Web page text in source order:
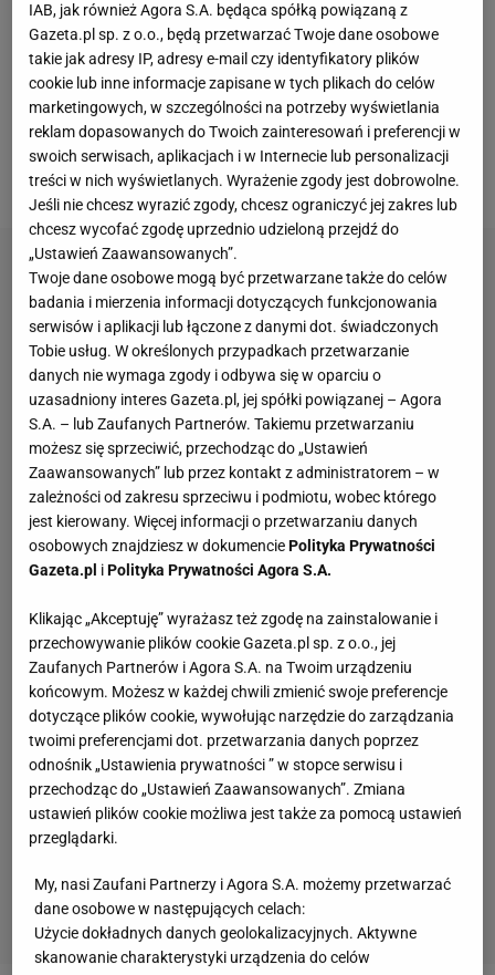
Trudno się spodziewać, żeby we wtorek o 21:00
podopieczni trenera Inzaghiego znacząco poprawili
nastroje swoichkibiców. Pierwszy mecz z Bayernem
Monachium w ćwierćfinale Ligi Mistrzów, Inter zagra
na wyjeździe. Bawarczycy są zdecydowanymi
faworytami.
IAB, jak również Agora S.A. będąca spółką powiązaną z
Gazeta.pl sp. z o.o., będą przetwarzać Twoje dane osobowe
takie jak adresy IP, adresy e-mail czy identyfikatory plików
cookie lub inne informacje zapisane w tych plikach do celów
marketingowych, w szczególności na potrzeby wyświetlania
reklam dopasowanych do Twoich zainteresowań i preferencji w
swoich serwisach, aplikacjach i w Internecie lub personalizacji
treści w nich wyświetlanych. Wyrażenie zgody jest dobrowolne.
Jeśli nie chcesz wyrazić zgody, chcesz ograniczyć jej zakres lub
chcesz wycofać zgodę uprzednio udzieloną przejdź do
„Ustawień Zaawansowanych”.
Twoje dane osobowe mogą być przetwarzane także do celów
badania i mierzenia informacji dotyczących funkcjonowania
serwisów i aplikacji lub łączone z danymi dot. świadczonych
Tobie usług. W określonych przypadkach przetwarzanie
danych nie wymaga zgody i odbywa się w oparciu o
uzasadniony interes Gazeta.pl, jej spółki powiązanej – Agora
S.A. – lub Zaufanych Partnerów. Takiemu przetwarzaniu
możesz się sprzeciwić, przechodząc do „Ustawień
Zaawansowanych” lub przez kontakt z administratorem – w
zależności od zakresu sprzeciwu i podmiotu, wobec którego
jest kierowany. Więcej informacji o przetwarzaniu danych
osobowych znajdziesz w dokumenciePolityka Prywatności
Gazeta.pl iPolityka Prywatności Agora S.A.
Klikając „Akceptuję” wyrażasz też zgodę na zainstalowanie i
przechowywanie plików cookie Gazeta.pl sp. z o.o., jej
Zaufanych Partnerów i Agora S.A. na Twoim urządzeniu
końcowym. Możesz w każdej chwili zmienić swoje preferencje
dotyczące plików cookie, wywołując narzędzie do zarządzania
twoimi preferencjami dot. przetwarzania danych poprzez
odnośnik „Ustawienia prywatności ” w stopce serwisu i
przechodząc do „Ustawień Zaawansowanych”. Zmiana
ustawień plików cookie możliwa jest także za pomocą ustawień
przeglądarki.
My, nasi Zaufani Partnerzy i Agora S.A. możemy przetwarzać
dane osobowe w następujących celach:
Użycie dokładnych danych geolokalizacyjnych. Aktywne
skanowanie charakterystyki urządzenia do celów